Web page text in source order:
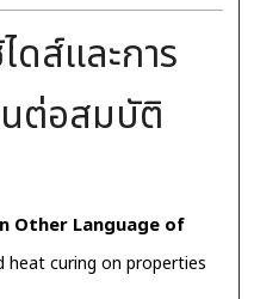
ส์และการ
ต่อสมบัติ
Other Language of
heat curing on properties